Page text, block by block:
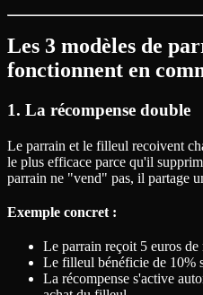
Les 3 modèles de
fonctionnent en
1. La récompense double
Le parrain et le filleul recoivent
le plus efficace parce qu'il
parrain ne "vend" pas, il partage
Exemple concret :
Le parrain reçoit 5 euros
Le filleul bénéficie de 10%
La récompense s'active